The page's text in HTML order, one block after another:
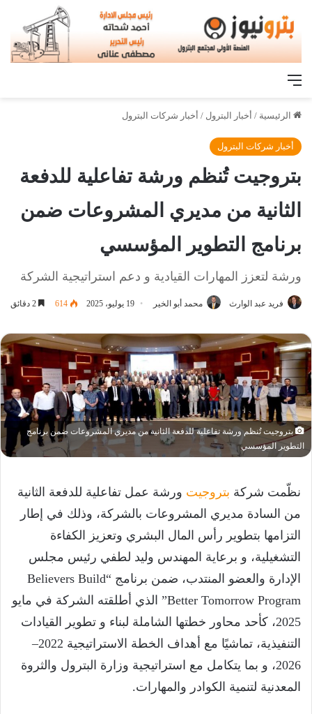
القائمة
الرئيسية / أخبار البترول / أخبار شركات البترول
أخبار شركات البترول
بتروجيت تُنظم ورشة تفاعلية للدفعة
الثانية من مديري المشروعات ضمن
برنامج التطوير المؤسسي
ورشة لتعزز المهارات القيادية و دعم استراتيجية الشركة
فريد عبد الوارث محمد أبو الخير 19 يوليو، 2025 614
بتروجيت تُنظم ورشة تفاعلية للدفعة الثانية من مديري المشروعات ضمن برنامج
التطوير المؤسسي
نظّمت شركة بتروجيت ورشة عمل تفاعلية للدفعة الثانية
من السادة مديري المشروعات بالشركة، وذلك في إطار
التزامها بتطوير رأس المال البشري وتعزيز الكفاءة
التشغيلية، و برعاية المهندس وليد لطفي رئيس مجلس
الإدارة والعضو المنتدب، ضمن برنامج “Believers Build
Better Tomorrow Program” الذي أطلقته الشركة في مايو
2025، كأحد محاور خطتها الشاملة لبناء و تطوير القيادات
التنفيذية، تماشيًا مع أهداف الخطة الاستراتيجية 2022–
2026، و بما يتكامل مع استراتيجية وزارة البترول والثروة
المعدنية لتنمية الكوادر والمهارات.